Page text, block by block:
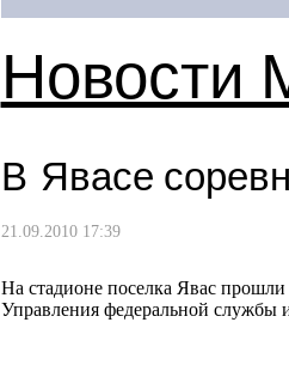
Новости
В Явасе
21.09.2010 17:39
На стадионе поселка Явас
Управления федеральной службы